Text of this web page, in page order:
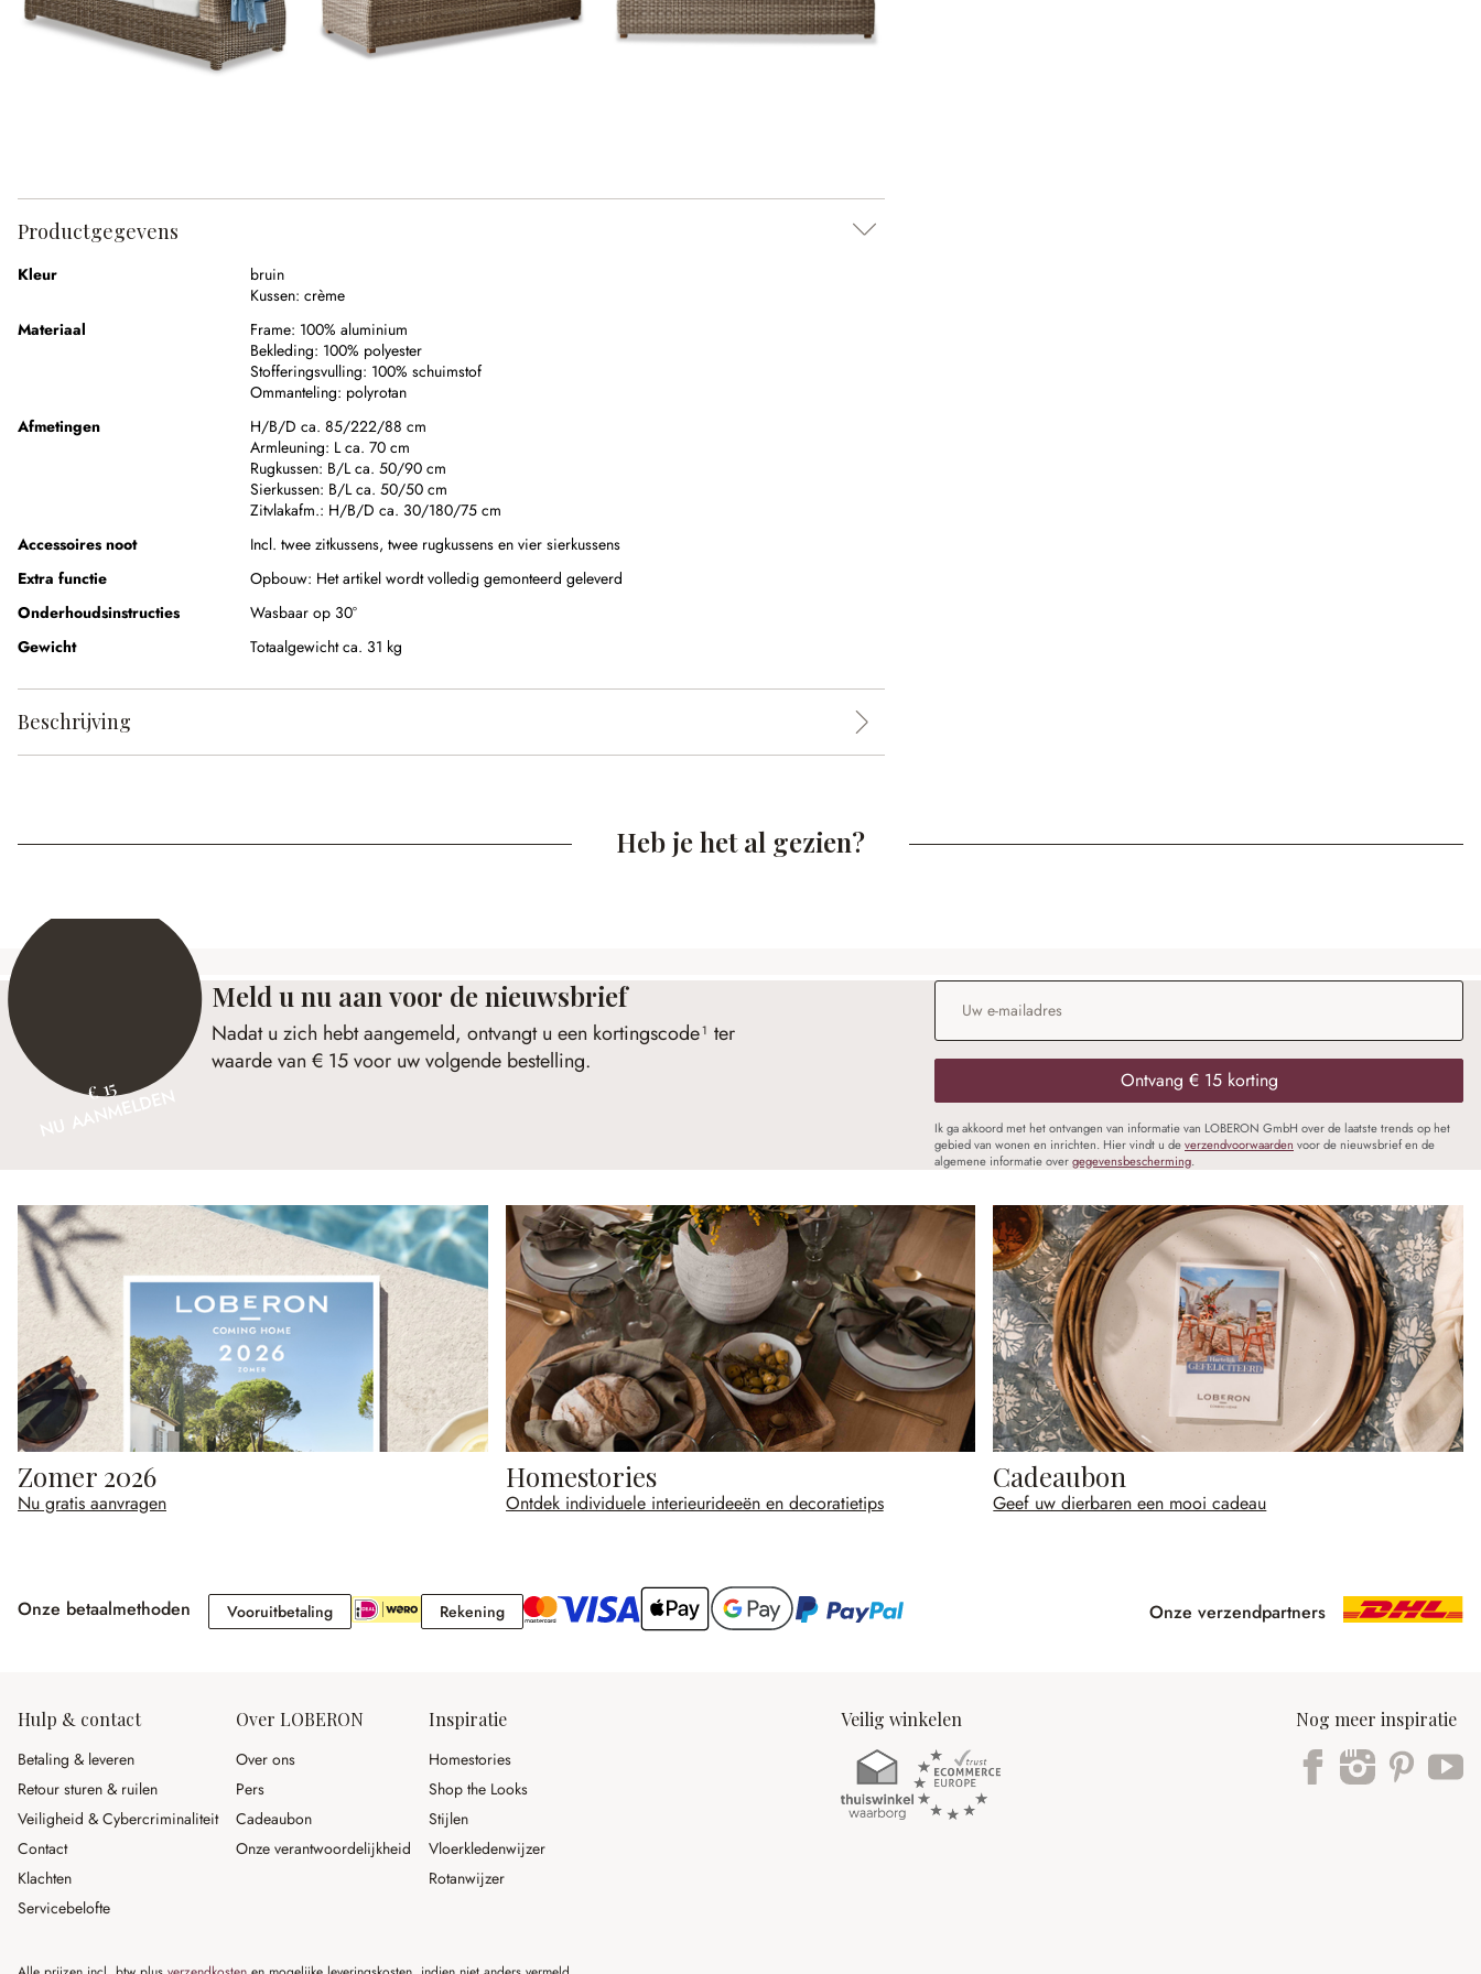
Productgegevens
Kleur
bruin
Kussen: crème
Materiaal
Frame: 100% aluminium
Bekleding: 100% polyester
Stofferingsvulling: 100% schuimstof
Ommanteling: polyrotan
Afmetingen
H/B/D ca. 85/222/88 cm
Armleuning: L ca. 70 cm
Rugkussen: B/L ca. 50/90 cm
Sierkussen: B/L ca. 50/50 cm
Zitvlakafm.: H/B/D ca. 30/180/75 cm
Accessoires noot
Incl. twee zitkussens, twee rugkussens en vier sierkussens
Extra functie
Opbouw: Het artikel wordt volledig gemonteerd geleverd
Onderhoudsinstructies
Wasbaar op 30°
Gewicht
Totaalgewicht ca. 31 kg
Beschrijving
Heb je het al gezien?
€ 15
NU AANMELDEN
Meld u nu aan voor de nieuwsbrief
Nadat u zich hebt aangemeld, ontvangt u een kortingscode¹ ter
waarde van € 15 voor uw volgende bestelling.
E-mailadres
Ontvang € 15 korting
Ik ga akkoord met het ontvangen van informatie van LOBERON GmbH over de laatste trends op het
gebied van wonen en inrichten. Hier vindt u deverzendvoorwaarden voor de nieuwsbrief en de
algemene informatie overgegevensbescherming.
Zomer 2026
Nu gratis aanvragen
Homestories
Ontdek individuele interieurideeën en decoratietips
Cadeaubon
Geef uw dierbaren een mooi cadeau
Onze betaalmethoden VooruitbetalingVooruitbetaling RekeningRekening Onze verzendpartners
Hulp & contact
Betaling & leveren
Retour sturen & ruilen
Veiligheid & Cybercriminaliteit
Contact
Klachten
Servicebelofte
Over LOBERON
Over ons
Pers
Cadeaubon
Onze verantwoordelijkheid
Inspiratie
Homestories
Shop the Looks
Stijlen
Vloerkledenwijzer
Rotanwijzer
Veilig winkelen Nog meer inspiratie